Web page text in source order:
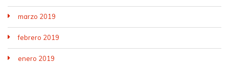
marzo 2019
febrero 2019
enero 2019